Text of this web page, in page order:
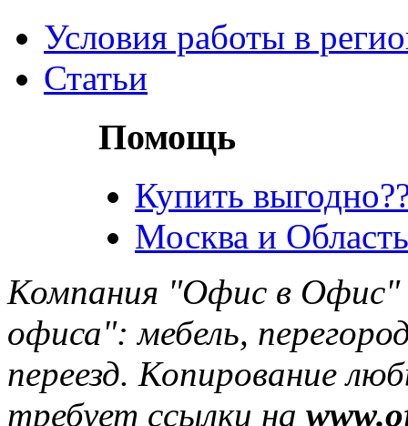
Условия работы в
Статьи
Помощь
Купить
Москва и
Компания "Офис в Офис"
офиса": мебель,
переезд. Копирование
требует ссылки на